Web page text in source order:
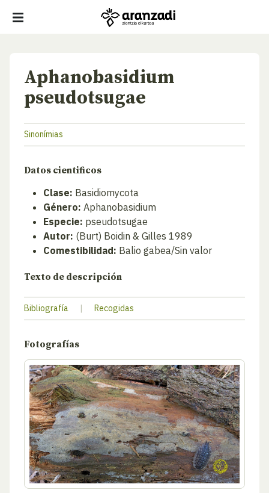
Aphanobasidium
pseudotsugae
Sinonímias
Datos cientificos
Clase: Basidiomycota
Género: Aphanobasidium
Especie: pseudotsugae
Autor: (Burt) Boidin & Gilles 1989
Comestibilidad: Balio gabea/Sin valor
Texto de descripción
Bibliografía | Recogidas
Fotografías